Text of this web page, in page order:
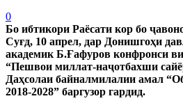
0
Бо ибтикори Раёсати кор бо
Суғд, 10 апрел, дар Донишгоҳи
академик Б.Ғафуров конфронси
“Пешвои миллат-наҷотбахши
Даҳсолаи байналмилалии амал
2018-2028” баргузор гардид.